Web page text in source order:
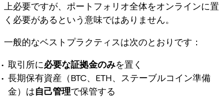
上必要ですが、ポートフォリオ全体をオンラインに置
く必要があるという意味ではありません。
一般的なベストプラクティスは次のとおりです：
取引所に必要な証拠金のみを置く
長期保有資産（BTC、ETH、ステーブルコイン準備
金）は自己管理で保管する